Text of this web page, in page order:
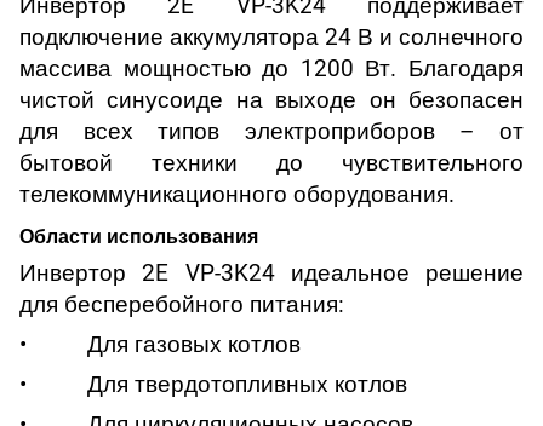
Инвертор 2E VP-3K24 поддерживает
подключение аккумулятора 24 В и солнечного
массива мощностью до 1200 Вт. Благодаря
чистой синусоиде на выходе он безопасен
для всех типов электроприборов – от
бытовой техники до чувствительного
телекоммуникационного оборудования.
Области использования
Инвертор 2E VP-3K24 идеальное решение
для бесперебойного питания:
• Для газовых котлов
• Для твердотопливных котлов